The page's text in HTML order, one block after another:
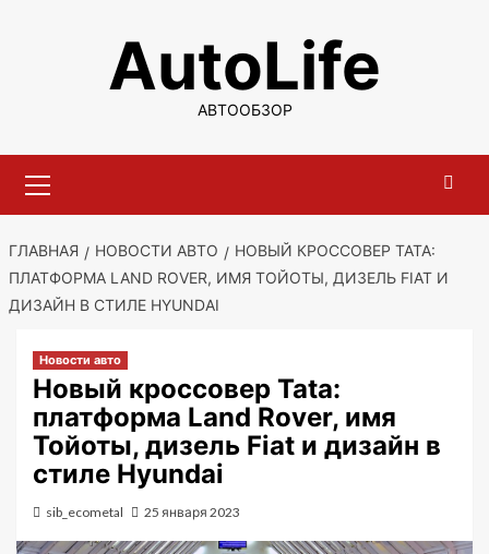
содержимомуAutoLife
АВТООБЗОР
меню
ГЛАВНАЯ НОВОСТИ АВТО
НОВЫЙ КРОССОВЕР TATA:
ПЛАТФОРМА LAND ROVER, ИМЯ ТОЙОТЫ, ДИЗЕЛЬ FIAT И
ДИЗАЙН В СТИЛЕ HYUNDAI
Новости авто
Новый кроссовер Tata:
платформа Land Rover, имя
Тойоты, дизель Fiat и дизайн в
стиле Hyundai
sib_ecometal 25 января 2023